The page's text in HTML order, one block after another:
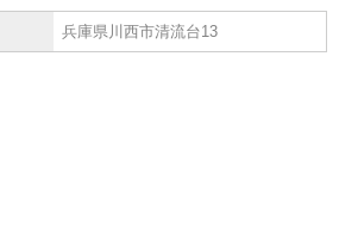
兵庫県川西市清流台13